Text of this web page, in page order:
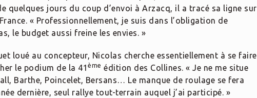
quelques jours du coup d’envoi à Arzacq, il a tracé sa ligne sur
« Professionnellement, je suis dans l’obligation de
le budget aussi freine les envies. »
loué au concepteur, Nicolas cherche essentiellement à se faire
le podium de la 41 ème édition des Collines. « Je ne me situe
Barthe, Poincelet, Bersans… Le manque de roulage se fera
dernière, seul rallye tout-terrain auquel j’ai participé. »